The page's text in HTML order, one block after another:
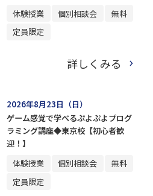
体験授業
個別相談会
無料
定員限定
詳しくみる
2026年8月23日（日）
ゲーム感覚で学べるぷよぷよプログ
ラミング講座◆東京校【初心者歓
迎！】
体験授業
個別相談会
無料
定員限定